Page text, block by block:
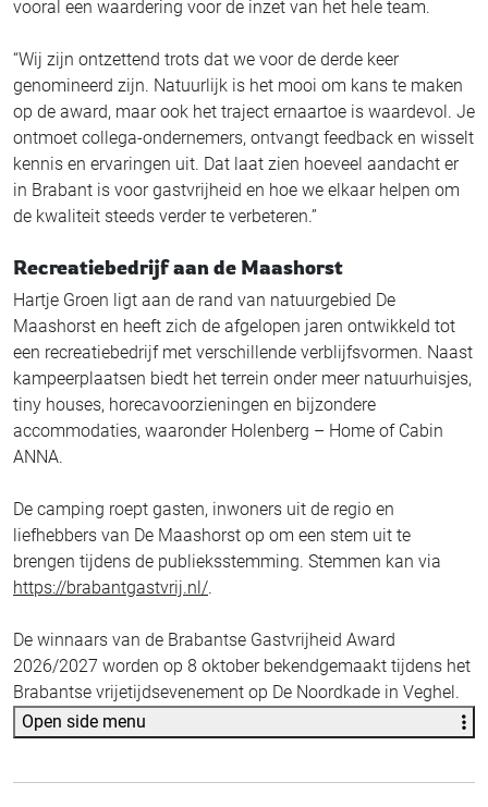
vooral een waardering voor de inzet van het hele team.
“Wij zijn ontzettend trots dat we voor de derde keer
genomineerd zijn. Natuurlijk is het mooi om kans te maken
op de award, maar ook het traject ernaartoe is waardevol. Je
ontmoet collega-ondernemers, ontvangt feedback en wisselt
kennis en ervaringen uit. Dat laat zien hoeveel aandacht er
in Brabant is voor gastvrijheid en hoe we elkaar helpen om
de kwaliteit steeds verder te verbeteren.”
Recreatiebedrijf aan de Maashorst
Hartje Groen ligt aan de rand van natuurgebied De
Maashorst en heeft zich de afgelopen jaren ontwikkeld tot
een recreatiebedrijf met verschillende verblijfsvormen. Naast
kampeerplaatsen biedt het terrein onder meer natuurhuisjes,
tiny houses, horecavoorzieningen en bijzondere
accommodaties, waaronder Holenberg – Home of Cabin
ANNA.
De camping roept gasten, inwoners uit de regio en
liefhebbers van De Maashorst op om een stem uit te
brengen tijdens de publieksstemming. Stemmen kan via
https://brabantgastvrij.nl/.
De winnaars van de Brabantse Gastvrijheid Award
2026/2027 worden op 8 oktober bekendgemaakt tijdens het
Brabantse vrijetijdsevenement op De Noordkade in Veghel.
Open side menu